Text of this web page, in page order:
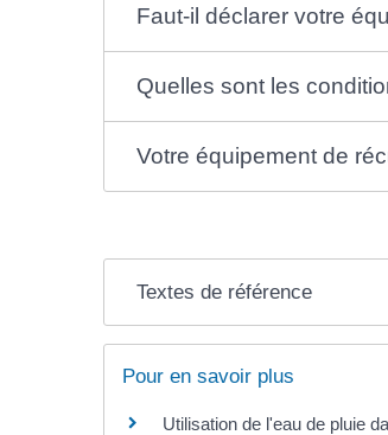
Faut-il déclarer votre
Quelles sont les
Votre équipement de
Textes de référence
Pour en savoir plus
Utilisation de l'eau de pluie